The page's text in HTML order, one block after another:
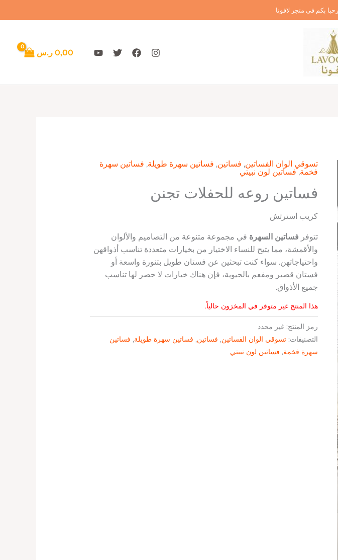
بكم فى متجر لافونا
0,00 ر.س
تسوقي الوان الفساتين, فساتين, فساتين سهرة طويلة, فساتين سهرة
فخمة, فساتين لون نبيتي
فساتين روعه للحفلات تجنن
كريب استرتش
تتوفر فساتين السهرة في مجموعة متنوعة من التصاميم والألوان
والأقمشة، مما يتيح للنساء الاختيار من بخيارات متعددة تناسب أذواقهن
واحتياجاتهن. سواء كنت تبحثين عن فستان طويل بتنورة واسعة أو
فستان قصير ومفعم بالحيوية، فإن هناك خيارات لا حصر لها تناسب
جميع الأذواق.
هذا المنتج غير متوفر في المخزون حالياً.
رمز المنتج:غير محدد
التصنيفات:تسوقي الوان الفساتين, فساتين, فساتين سهرة طويلة, فساتين
سهرة فخمة, فساتين لون نبيتي